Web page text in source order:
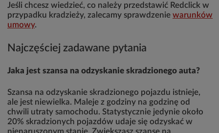
Jeśli chcesz wiedzieć, co należy przedstawić Redclick w
przypadku kradzieży, zalecamy sprawdzenie warunków
umowy.
Najczęściej zadawane pytania
Jaka jest szansa na odzyskanie skradzionego auta?
Szansa na odzyskanie skradzionego pojazdu istnieje,
ale jest niewielka. Maleje z godziny na godzinę od
chwili utraty samochodu. Statystycznie jedynie około
20% skradzionych pojazdów udaje się odzyskać w
nienaruszonym stanie. Zwiększasz szanse na